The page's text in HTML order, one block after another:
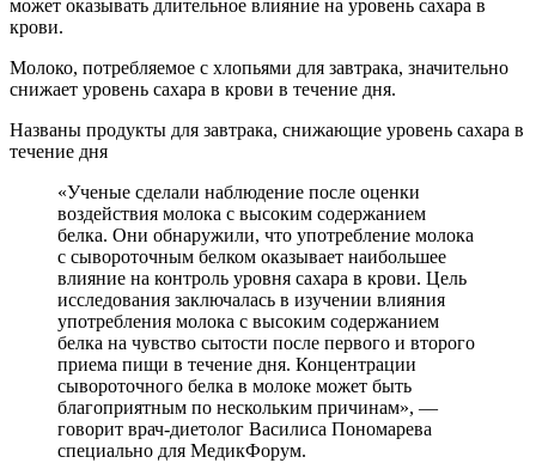
может оказывать длительное влияние на уровень сахара в
крови.
Молоко, потребляемое с хлопьями для завтрака, значительно
снижает уровень сахара в крови в течение дня.
Названы продукты для завтрака, снижающие уровень сахара в
течение дня
«Ученые сделали наблюдение после оценки
воздействия молока с высоким содержанием
белка. Они обнаружили, что употребление молока
с сывороточным белком оказывает наибольшее
влияние на контроль уровня сахара в крови. Цель
исследования заключалась в изучении влияния
употребления молока с высоким содержанием
белка на чувство сытости после первого и второго
приема пищи в течение дня. Концентрации
сывороточного белка в молоке может быть
благоприятным по нескольким причинам», —
говорит врач-диетолог Василиса Пономарева
специально для МедикФорум.